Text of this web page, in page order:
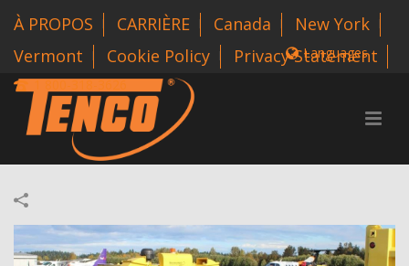
À PROPOS CARRIÈRE Canada
New York
Vermont
Cookie Policy Privacy Statement
1 800-318-3626
Languages